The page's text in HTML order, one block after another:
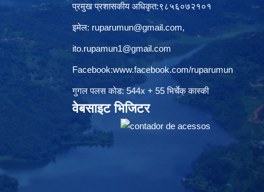
प्रमुख प्रशासकीय अधिकृत:९८५६०७२१०१
इमेल: ruparumun@gmail.com,
ito.rupamun1@gmail.com
Facebook:www.facebook.com/ruparumun
गुगल पलस कोड: 544x + 55 भिर्चेक कास्की
वेबसाइट भिजिटर